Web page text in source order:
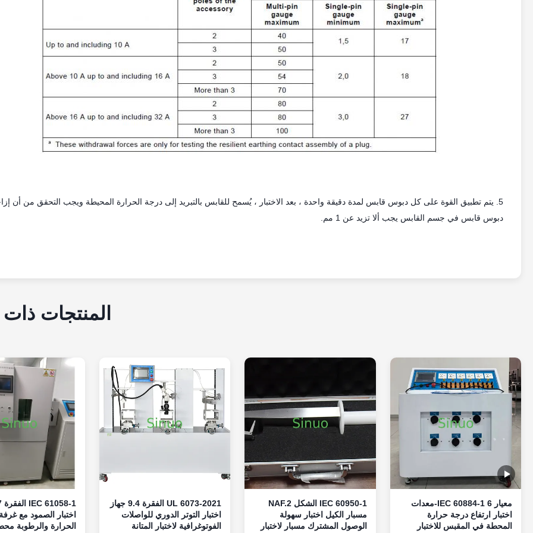
5. يتم تطبيق القوة على كل دبوس قابس لمدة دقيقة واحدة ، بعد الاختبار ، يُسمح للقابس بالتبريد إلى درجة الحرارة المحيطة ويجب التحقق من أن
دبوس قابس في جسم القابس يجب ألا تزيد عن 1 مم.
المنتجات
معيار IEC 60884-1 6-معدات
اختبار ارتفاع درجة حرارة
المحطة في المقبس للاختبار
IEC 60950-1 الشكل NAF.2
مسبار الكيل اختبار سهولة
الوصول المشترك مسبار لاختبار
UL 6073-2021 الفقرة 9.4 جهاز
اختبار التوتر الدوري للواصلات
الفوتوغرافية لاختبار المتانة
اختبار الصمود مع
الحرارة والرطوبة